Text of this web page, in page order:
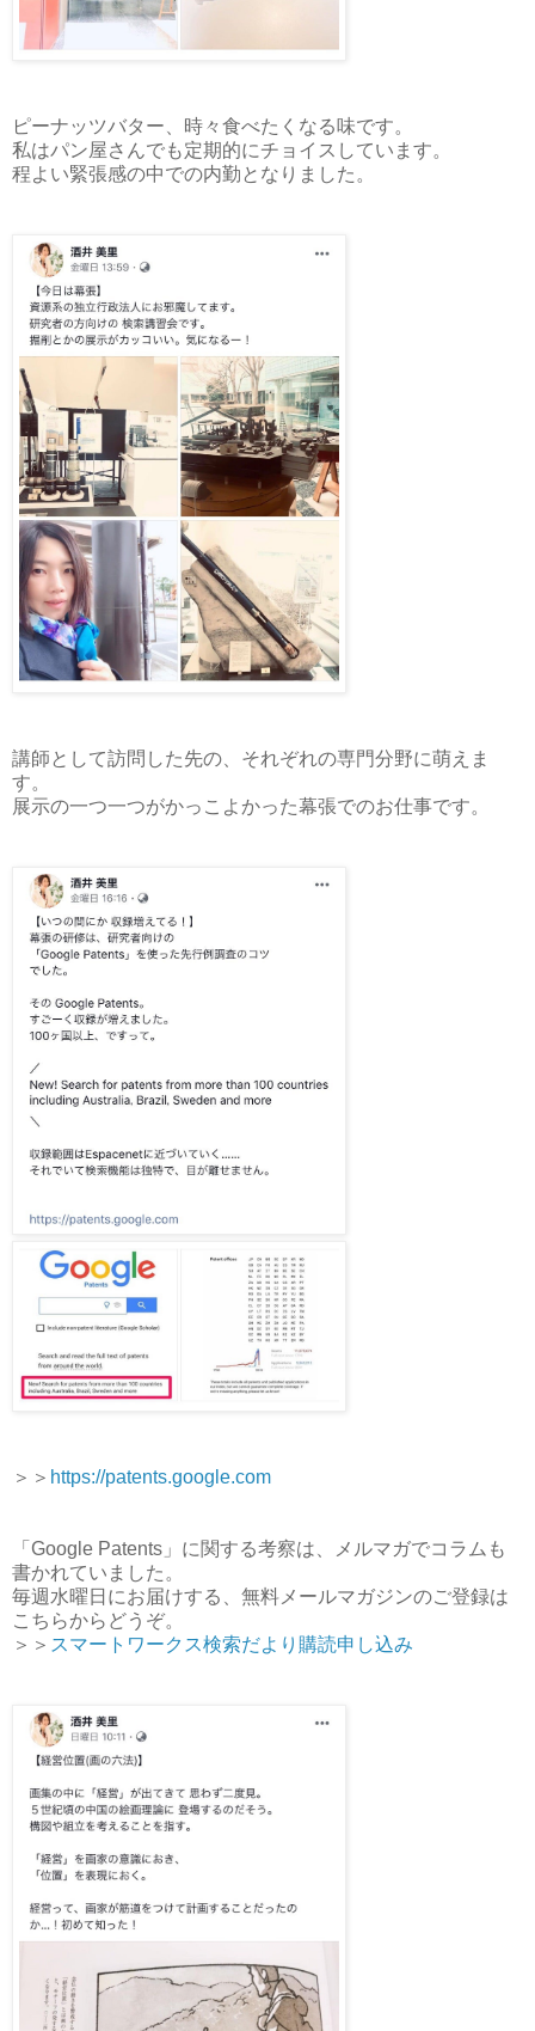
ピーナッツバター、時々食べたくなる味です。
私はパン屋さんでも定期的にチョイスしています。
程よい緊張感の中での内勤となりました。
講師として訪問した先の、それぞれの専門分野に萌えま
す。
展示の一つ一つがかっこよかった幕張でのお仕事です。
＞＞ https://patents.google.com
「Google Patents」に関する考察は、メルマガでコラムも
書かれていました。
毎週水曜日にお届けする、無料メールマガジンのご登録は
こちらからどうぞ。
＞＞ スマートワークス検索だより購読申し込み